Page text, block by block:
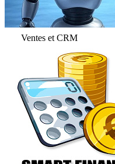
Ventes et CRM